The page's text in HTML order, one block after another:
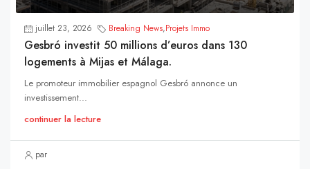
juillet 23, 2026 Breaking News,Projets Immo
Gesbró investit 50 millions d’euros dans 130
logements à Mijas et Málaga.
Le promoteur immobilier espagnol Gesbró annonce un
investissement...
continuer la lecture
par